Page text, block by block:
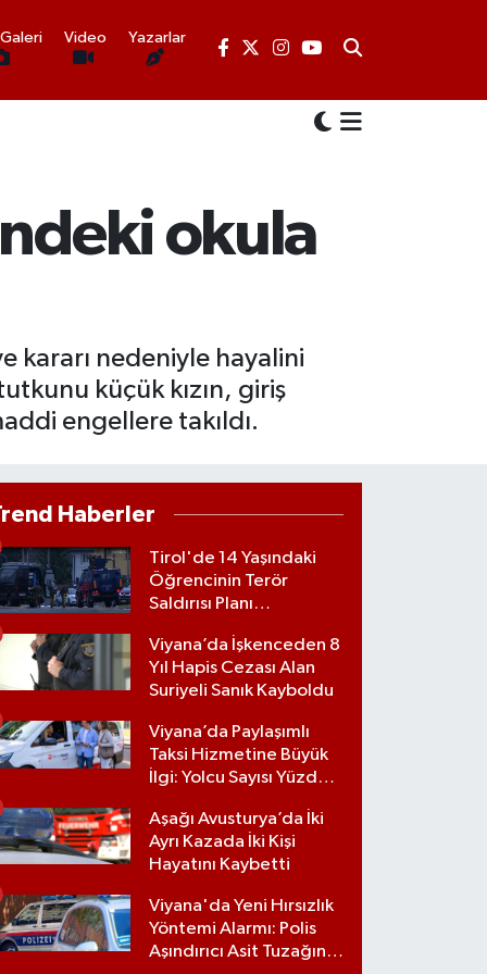
Video Yazarlar
okula
kararı nedeniyle hayalini
küçük kızın, giriş
engellere takıldı.
Haberler
Tirol'de 14 Yaşındaki
Öğrencinin Terör
Saldırısı Planı
Viyana’da İşkenceden 8
Yıl Hapis Cezası Alan
Suriyeli Sanık Kayboldu
Viyana’da Paylaşımlı
Taksi Hizmetine Büyük
İlgi: Yolcu Sayısı Yüzde
Aşağı Avusturya’da İki
Ayrı Kazada İki Kişi
Hayatını Kaybetti
Viyana'da Yeni Hırsızlık
Yöntemi Alarmı: Polis
Aşındırıcı Asit Tuzağına